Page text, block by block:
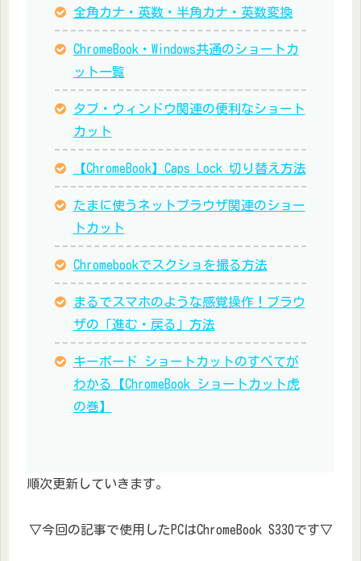
全角カナ・英数・半角カナ・英数変換
ChromeBook・Windows共通のショートカ
ット一覧
タブ・ウィンドウ関連の便利なショート
カット
【ChromeBook】Caps Lock 切り替え方法
たまに使うネットブラウザ関連のショー
トカット
Chromebookでスクショを撮る方法
まるでスマホのような感覚操作！ブラウ
ザの「進む・戻る」方法
キーボード ショートカットのすべてが
わかる【ChromeBook ショートカット虎
の巻】
順次更新していきます。
▽今回の記事で使用したPCはChromeBook S330です▽